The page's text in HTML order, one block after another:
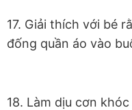
17. Giải thích với bé
đống quần áo vào
18. Làm dịu cơn